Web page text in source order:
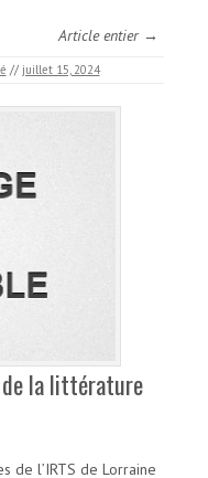
Article entier →
// juillet 15, 2024
la littérature
de l’IRTS de Lorraine